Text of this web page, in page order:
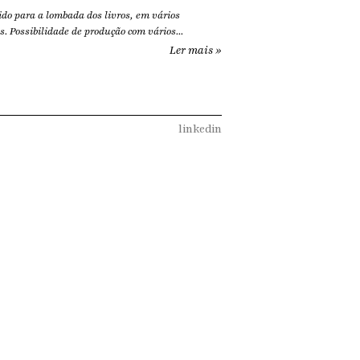
para a lombada dos livros, em vários
Possibilidade de produção com vários...
Ler mais »
linkedin